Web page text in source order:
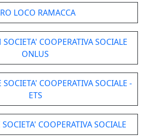
LOCO RAMACCA
SOCIETA' COOPERATIVA SOCIALE
ONLUS
COOPERATIVA SOCIALE -
ETS
COOPERATIVA SOCIALE